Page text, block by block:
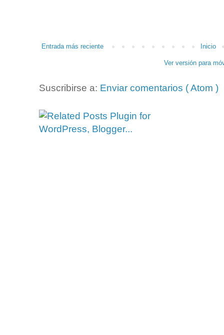
Entrada más reciente Inicio
Ver versión para
Suscribirse a: Enviar comentarios ( Atom )